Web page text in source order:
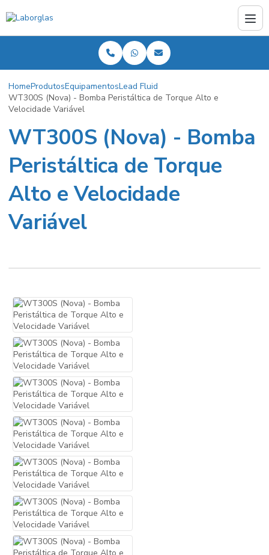
HomeProdutosEquipamentosLead Fluid
WT300S (Nova) - Bomba Peristáltica de Torque Alto e
Velocidade Variável
WT300S (Nova) - Bomba
Peristáltica de Torque
Alto e Velocidade
Variável